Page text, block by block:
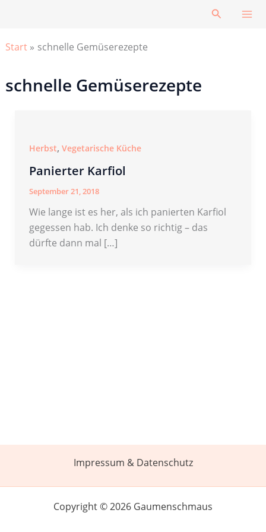
Suchen
Start schnelle Gemüserezepte
schnelle Gemüserezepte
Herbst, Vegetarische Küche
Panierter Karfiol
September 21, 2018
Wie lange ist es her, als ich panierten Karfiol
gegessen hab. Ich denke so richtig – das
dürfte dann mal […]
Impressum & Datenschutz
Copyright © 2026 Gaumenschmaus